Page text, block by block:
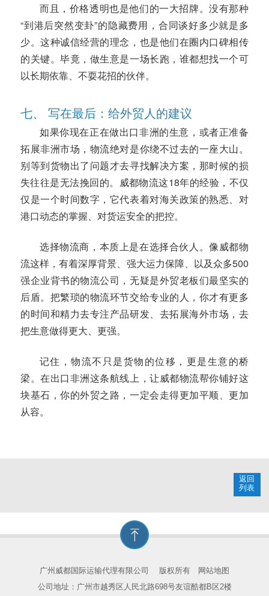
而且，价格透明也是他们的一大招牌。没有那种
“到港后突然变卦”的隐藏费用，合同谈好多少就是多
少。这种诚信经营的理念，也是他们在圈内口碑相传
的关键。毕竟，做生意是一场长跑，谁都想找一个可
以长期依靠、不耍花招的伙伴。
七、 写在最后：给外贸人的建议
如果你现在正在做出口非洲的生意，或者正准备
拓展非洲市场，物流绝对是你绕不过去的一座大山。
别等到货物出了问题才去寻找解决方案，那时候的损
失往往是无法挽回的。威都物流这18年的经验，不仅
仅是一个时间数字，它代表着对海关政策的熟悉、对
港口动态的掌握、对货运安全的把控。
选择物流商，本质上是在选择合伙人。像威都物
流这样，有着深厚背景、强大运力保障、以及众多500
强企业背书的物流公司，无疑是外贸老板们最坚实的
后盾。把繁琐的物流环节交给专业的人，你才有更多
的时间和精力去专注产品研发、去拓展海外市场，去
把生意做得更大、更强。
记住，物流不只是货物的位移，更是生意的桥
梁。在出口非洲这条航线上，让威都物流帮你铺好这
块基石，你的外贸之路，一定会走得更加平顺、更加
从容。
返回
列表
广州威都国际运输代理有限公司 版权所有
网站地图
公司地址：广州市越秀区人民北路698号友谊酷都B区2楼